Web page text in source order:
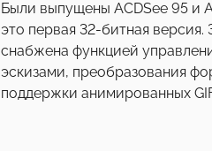
Были выпущены ACDSee 95 и
это первая 32-битная версия.
снабжена функцией
эскизами, преобразования
поддержки анимированных